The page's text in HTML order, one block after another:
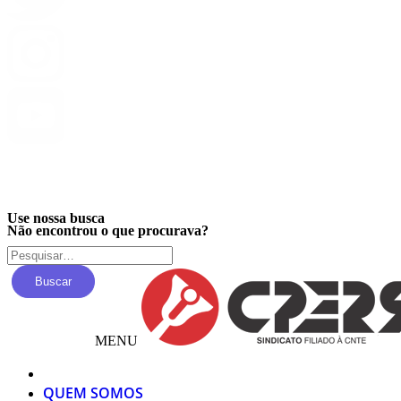
Não encontrou o que procurava?
Use nossa busca
Buscar
MENU
QUEM SOMOS